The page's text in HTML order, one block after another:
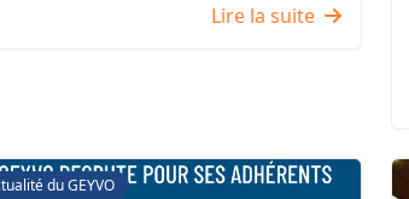
Lire la suite
du GEYVO